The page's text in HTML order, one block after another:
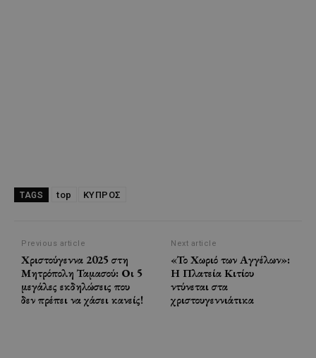
TAGS top ΚΥΠΡΟΣ
Previous article
Χριστούγεννα 2025 στη
Μητρόπολη Ταμασού: Οι 5
μεγάλες εκδηλώσεις που
δεν πρέπει να χάσει κανείς!
Next article
«Το Χωριό των Αγγέλων»:
Η Πλατεία Κιτίου
ντύνεται στα
χριστουγεννιάτικα